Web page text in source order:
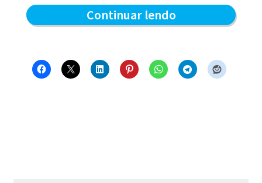
Continuar lendoAlta
Blue